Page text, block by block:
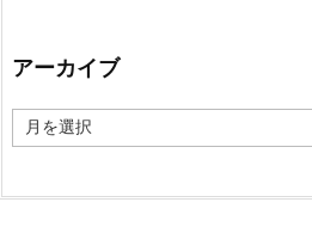
アーカイブ
ー